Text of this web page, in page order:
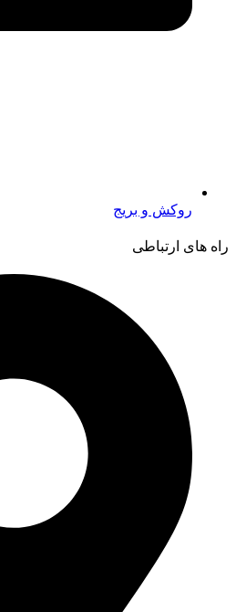
روکش و بریج
راه های ارتباطی